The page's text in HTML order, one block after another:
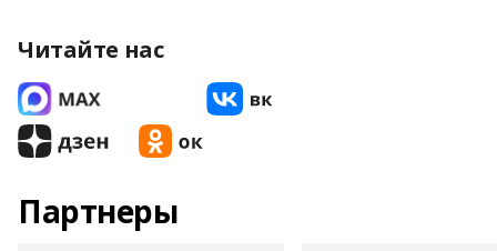
Читайте нас
Партнеры